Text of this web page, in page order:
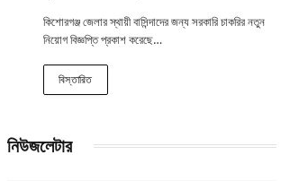
কিশোরগঞ্জ জেলার স্থায়ী বাসিন্দাদের জন্য সরকারি চাকরির নতুন
নিয়োগ বিজ্ঞপ্তি প্রকাশ করেছে…
বিস্তারিত
নিউজলেটার